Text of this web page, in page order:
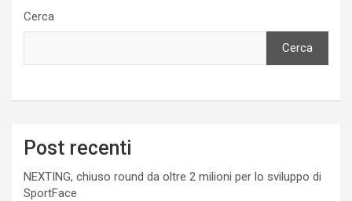
Cerca
Cerca
Post recenti
NEXTING, chiuso round da oltre 2 milioni per lo sviluppo di
SportFace